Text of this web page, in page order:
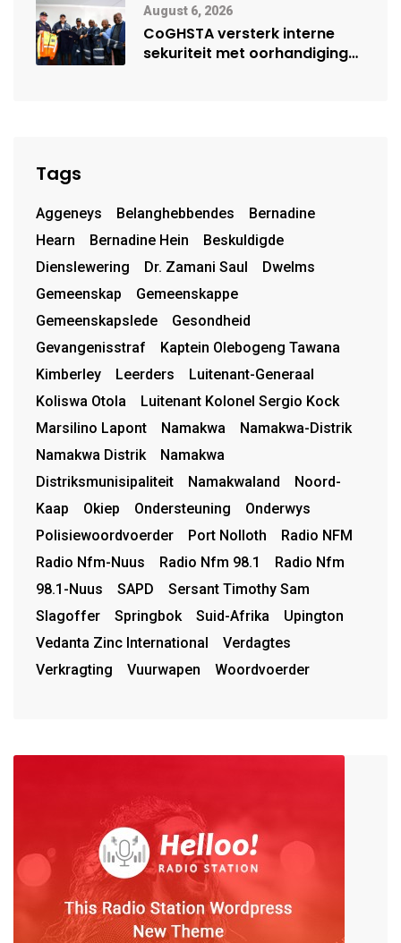
August 6, 2026
CoGHSTA versterk interne
sekuriteit met oorhandiging
Tags
Aggeneys Belanghebbendes
Bernadine
Hearn
Bernadine Hein
Beskuldigde
Dienslewering
Dr. Zamani Saul
Dwelms
Gemeenskap
Gemeenskappe
Gemeenskapslede
Gesondheid
Gevangenisstraf
Kaptein Olebogeng Tawana
Kimberley
Leerders
Luitenant-Generaal
Koliswa Otola
Luitenant Kolonel Sergio Kock
Marsilino Lapont
Namakwa
Namakwa-Distrik
Namakwa Distrik
Namakwa
Distriksmunisipaliteit
Namakwaland
Noord-
Kaap
Okiep Ondersteuning
Onderwys
Polisiewoordvoerder
Port Nolloth
Radio NFM
Radio Nfm-Nuus
Radio Nfm 98.1
Radio Nfm
98.1-Nuus
SAPD
Sersant Timothy Sam
Slagoffer
Springbok Suid-Afrika
Upington
Vedanta Zinc International
Verdagtes
Verkragting
Vuurwapen Woordvoerder